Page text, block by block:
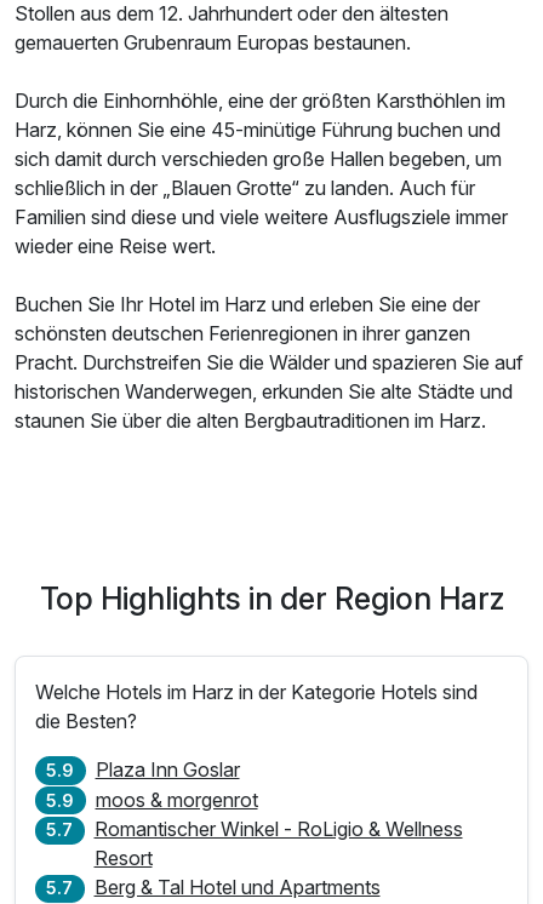
Stollen aus dem 12. Jahrhundert oder den ältesten
gemauerten Grubenraum Europas bestaunen.
Durch die Einhornhöhle, eine der größten Karsthöhlen im
Harz, können Sie eine 45-minütige Führung buchen und
sich damit durch verschieden große Hallen begeben, um
schließlich in der „Blauen Grotte“ zu landen. Auch für
Familien sind diese und viele weitere Ausflugsziele immer
wieder eine Reise wert.
Buchen Sie Ihr Hotel im Harz und erleben Sie eine der
schönsten deutschen Ferienregionen in ihrer ganzen
Pracht. Durchstreifen Sie die Wälder und spazieren Sie auf
historischen Wanderwegen, erkunden Sie alte Städte und
staunen Sie über die alten Bergbautraditionen im Harz.
Top Highlights in der Region Harz
Welche Hotels im Harz in der Kategorie Hotels sind
die Besten?
5.9 Plaza Inn Goslar
5.9 moos & morgenrot
5.7
Romantischer Winkel - RoLigio & Wellness
Resort
5.7 Berg & Tal Hotel und Apartments